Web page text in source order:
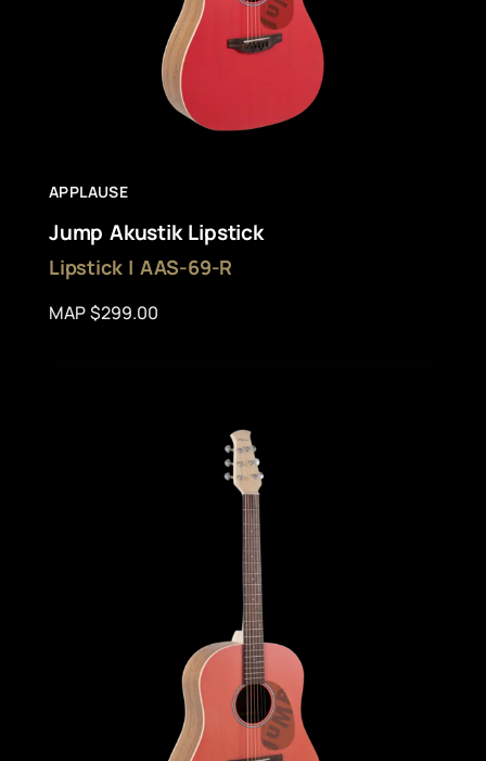
APPLAUSE
Jump Akustik Lipstick
Lipstick | AAS-69-R
MAP $299.00